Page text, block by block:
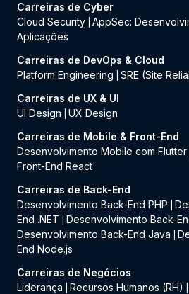
Carreiras de Cyber
Cloud Security AppSec:
Aplicações
Carreiras de DevOps & Cloud
Platform Engineering
SRE (Site
Carreiras de UX & UI
UI Design
UX Design
Carreiras de Mobile & Front-End
Desenvolvimento Mobile com Flutter
Front-End React
Carreiras de Back-End
Desenvolvimento Back-End PHP
End .NET
Desenvolvimento Back-
Desenvolvimento Back-End Java
End Node.js
Carreiras de Negócios
Liderança
Recursos Humanos (RH)